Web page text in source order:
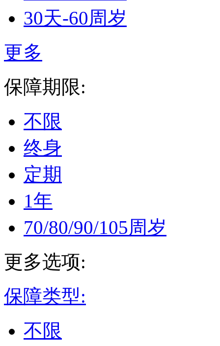
30天-60周岁
更多
保障期限:
不限
终身
定期
1年
70/80/90/105周岁
更多选项:
保障类型:
不限